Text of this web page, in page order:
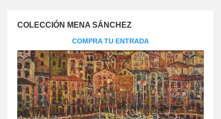
COLECCIÓN MENA SÁNCHEZ
COMPRA TU ENTRADA